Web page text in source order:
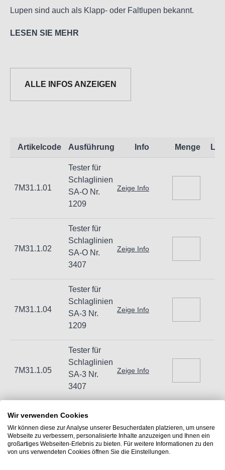
Lupen sind auch als Klapp- oder Faltlupen bekannt.
Unsachgemäße Verwendung kann zu Schäden und
Verletzungen führen.
Hogetex/Kometex B.V., Gesinkkampstraat 1,7051 HR
Varsseveld/ Netherlands, email: Info@hogetex.com
LESEN SIE MEHR
ALLE INFOS ANZEIGEN
Artikelcode Ausführung Info Menge
7M31.1.01
Tester für
Schlaglinien
SA-O Nr.
1209
Zeige Info
7M31.1.02
Tester für
Schlaglinien
SA-O Nr.
3407
Zeige Info
7M31.1.04
Tester für
Schlaglinien
SA-3 Nr.
1209
Zeige Info
7M31.1.05
Tester für
Schlaglinien
SA-3 Nr.
3407
Zeige Info
IN DEN WARENKORB
Wir verwenden Cookies
Wir können diese zur Analyse unserer Besucherdaten platzieren, um unsere
Webseite zu verbessern, personalisierte Inhalte anzuzeigen und Ihnen ein
großartiges Webseiten-Erlebnis zu bieten. Für weitere Informationen zu den
von uns verwendeten Cookies öffnen Sie die Einstellungen.